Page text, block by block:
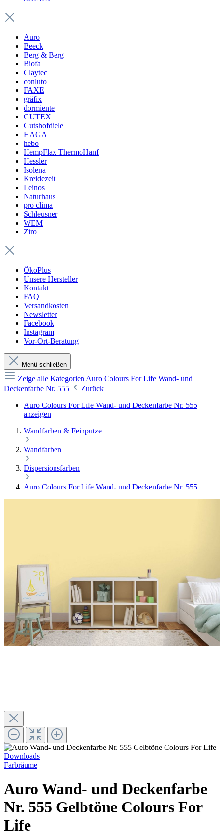
Auro
Beeck
Berg & Berg
Biofa
Claytec
conluto
FAXE
gräfix
dormiente
GUTEX
Gutshofdiele
HAGA
hebo
HempFlax ThermoHanf
Hessler
Isolena
Kreidezeit
Leinos
Naturhaus
pro clima
Schleusner
WEM
Ziro
ÖkoPlus
Unsere Hersteller
Kontakt
FAQ
Versandkosten
Newsletter
Facebook
Instagram
Vor-Ort-Beratung
Menü schließen
Zeige alle Kategorien Auro Colours For Life Wand- und
Deckenfarbe Nr. 555
Zurück
Auro Colours For Life Wand- und Deckenfarbe Nr. 555
anzeigen
Wandfarben & Feinputze
Wandfarben
Dispersionsfarben
Auro Colours For Life Wand- und Deckenfarbe Nr. 555
Downloads
Farbräume
Auro Wand- und Deckenfarbe
Nr. 555 Gelbtöne Colours For
Life